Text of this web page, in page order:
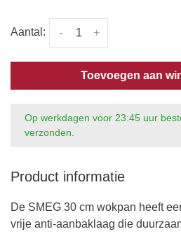
Aantal: +
-
Toevoegen aan
Op werkdagen voor 23:45 uur
verzonden.
Product informatie
De SMEG 30 cm wokpan heeft
vrije anti-aanbaklaag die